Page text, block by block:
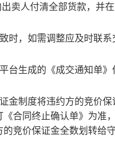
卖人付清全部货款，并
时，如需调整应及时联系
台生成的《成交通知单》
金制度将违约方的竞价保
合同终止确认单》为准
竞价保证金全数划转给